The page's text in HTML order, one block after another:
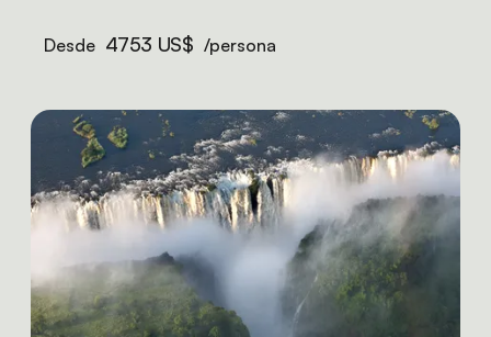
Desde 4753 US$ /persona